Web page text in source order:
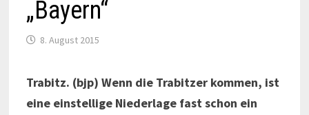
„Bayern“
8. August 2015
Trabitz. (bjp) Wenn die Trabitzer kommen, ist
eine einstellige Niederlage fast schon ein